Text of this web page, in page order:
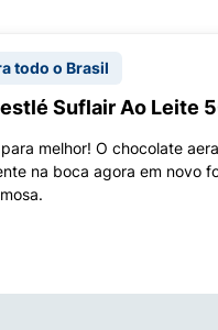
todo o Brasil
Suflair Ao Leite
melhor! O chocolate
na boca agora em novo